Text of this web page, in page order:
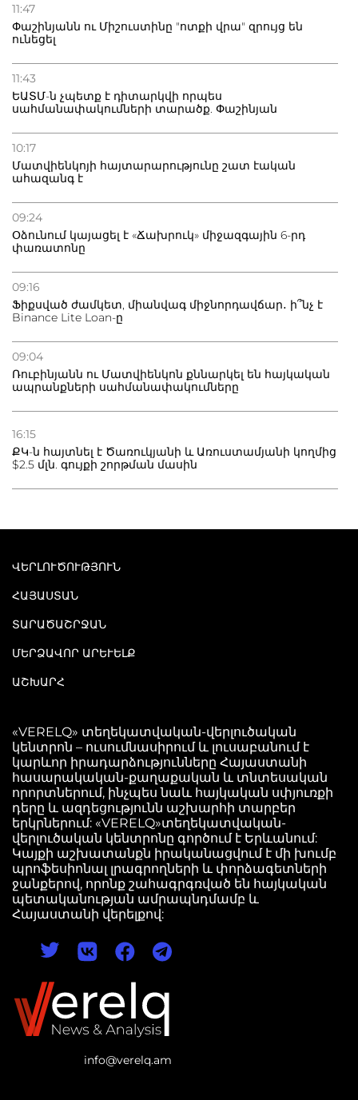
11:47
Փաշինյանն ու Միշուստինը "ոտքի վրա" զրույց են
ունեցել
11:43
ԵԱՏՄ-ն չպետք է դիտարկվի որպես
սահմանափակումների տարածք. Փաշինյան
10:17
Մատվիենկոյի հայտարարությունը շատ էական
ահազանգ է
09:24
Օձունում կայացել է «Ճախրուկ» միջազգային 6-րդ
փառատոնը
09:16
Ֆիքսված ժամկետ, միանվագ միջնորդավճար․ ի՞նչ է
Binance Lite Loan-ը
09:04
Ռուբինյանն ու Մատվիենկոն քննարկել են հայկական
ապրանքների սահմանափակումները
16:15
ՔԿ-ն հայտնել է Ծառուկյանի և Առուստամյանի կողմից
$2.5 մլն. գույքի շորթման մասին
info@verelq.am
ՎԵՐԼՈՒԾՈՒԹՅՈՒՆ
ՀԱՅԱՍՏԱՆ
ՏԱՐԱԾԱՇՐՋԱՆ
ՄԵՐՁԱՎՈՐ ԱՐԵՒԵԼՔ
ԱՇԽԱՐՀ
«VERELQ» տեղեկատվական-վերլուծական
կենտրոն – ուսումնասիրում և լուսաբանում է
կարևոր իրադարձությունները Հայաստանի
հասարակական-քաղաքական և տնտեսական
որորտներում, ինչպես նաև հայկական սփյուռքի
դերը և ազդեցությունն աշխարհի տարբեր
երկրներում: «VERELQ»տեղեկատվական-
վերլուծական կենտրոնը գործում է Երևանում:
Կայքի աշխատանքն իրականացվում է մի խումբ
պրոֆեսիոնալ լրագրողների և փորձագետների
ջանքերով, որոնք շահագրգռված են հայկական
պետականության ամրապնդմամբ և
Հայաստանի վերելքով: